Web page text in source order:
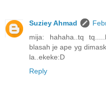
Suziey Ahmad
mija: hahaha..tq
blasah je ape yg
la..ekeke:D
Reply